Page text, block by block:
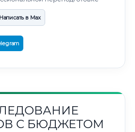
Написать в Max
С БЮДЖЕТОМ